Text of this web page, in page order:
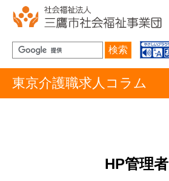
検索
東京介護職求人コラム
HP管理者